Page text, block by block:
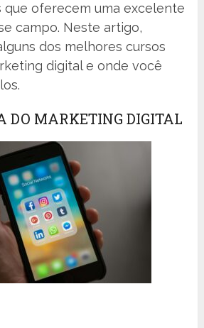
que oferecem uma excelente
campo. Neste artigo,
dos melhores cursos
digital e onde você
DO MARKETING DIGITAL